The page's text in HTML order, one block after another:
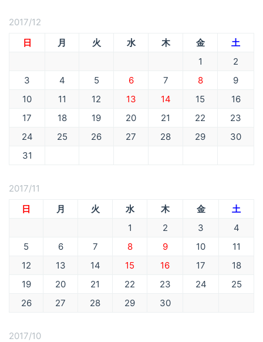
2017/12
日
月 火 水 木 金
土
1
2
3
4 5 6 7 8
9
10
11 12 13 14 15
16
17
18 19 20 21 22
23
24
25 26 27 28 29
30
31
2017/11
日
月 火 水 木 金
土
1
2 3
4
5
6 7 8 9 10
11
12
13 14 15 16 17
18
19
20 21 22 23 24
25
26
27 28 29 30
2017/10